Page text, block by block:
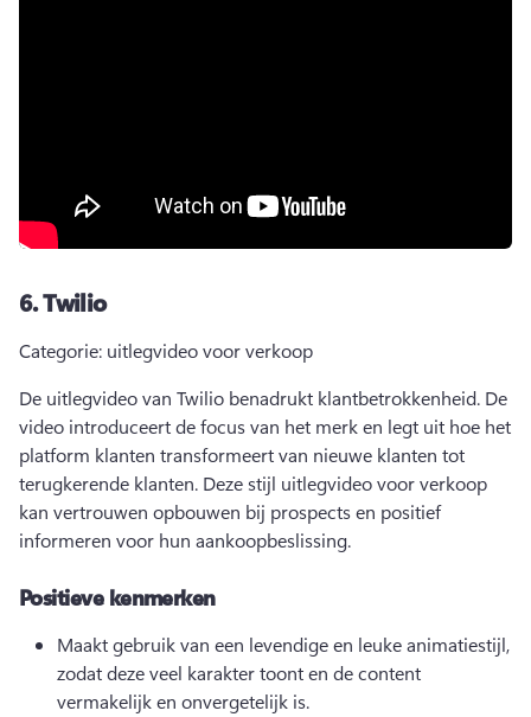
6.Twilio
Categorie: uitlegvideo voor verkoop
De uitlegvideo van Twilio benadrukt klantbetrokkenheid. De
video introduceert de focus van het merk en legt uit hoe het
platform klanten transformeert van nieuwe klanten tot
terugkerende klanten. Deze stijl uitlegvideo voor verkoop
kan vertrouwen opbouwen bij prospects en positief
informeren voor hun aankoopbeslissing.
Positieve kenmerken
Maakt gebruik van een levendige en leuke animatiestijl,
zodat deze veel karakter toont en de content
vermakelijk en onvergetelijk is.